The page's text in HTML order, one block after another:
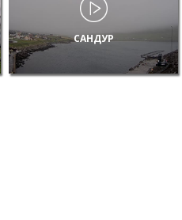
САНДУР